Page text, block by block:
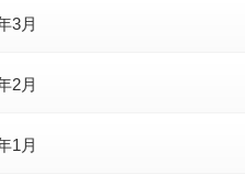
3月
2月
1月